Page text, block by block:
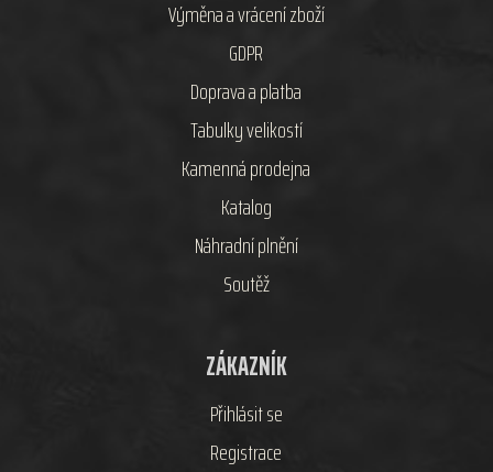
Výměna a vrácení zboží
GDPR
Doprava a platba
Tabulky velikostí
Kamenná prodejna
Katalog
Náhradní plnění
Soutěž
ZÁKAZNÍK
Přihlásit se
Registrace